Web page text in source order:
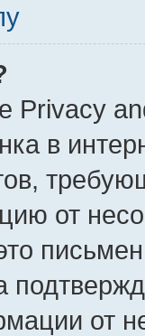
Privacy
в
от
от